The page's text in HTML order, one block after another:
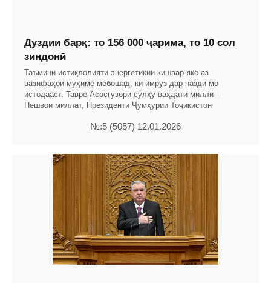
Дуздии барқ: то 156 000 ҷарима, то 10 сол
зиндонӣ
Таъмини истиқлолияти энергетикии кишвар яке аз
вазифаҳои муҳиме мебошад, ки имрӯз дар назди мо
истодааст. Тавре Асосгузори сулҳу ваҳдати миллӣ -
Пешвои миллат, Президенти Ҷумҳурии Тоҷикистон
№:5 (5057) 12.01.2026